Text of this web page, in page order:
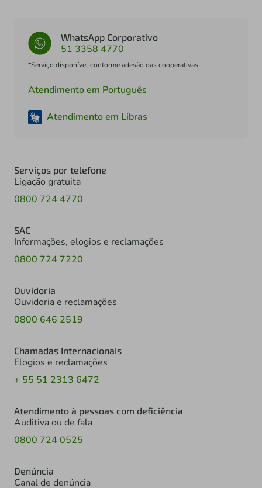
WhatsApp Corporativo
51 3358 4770
*Serviço disponível conforme adesão das cooperativas
Atendimento em Português
Atendimento em Libras
Serviços por telefone
Ligação gratuita
0800 724 4770
SAC
Informações, elogios e reclamações
0800 724 7220
Ouvidoria
Ouvidoria e reclamações
0800 646 2519
Chamadas Internacionais
Elogios e reclamações
+ 55 51 2313 6472
Atendimento à pessoas com deficiência
Auditiva ou de fala
0800 724 0525
Denúncia
Canal de denúncia